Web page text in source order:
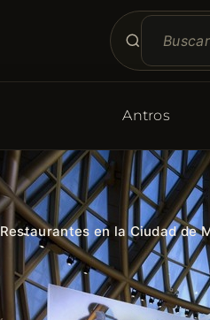
Antros
Restaurantes en la Ciudad de